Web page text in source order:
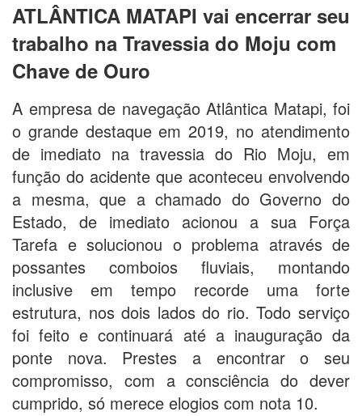
ATLÂNTICA MATAPI vai encerrar seu
trabalho na Travessia do Moju com
Chave de Ouro
A empresa de navegação Atlântica Matapi, foi
o grande destaque em 2019, no atendimento
de imediato na travessia do Rio Moju, em
função do acidente que aconteceu envolvendo
a mesma, que a chamado do Governo do
Estado, de imediato acionou a sua Força
Tarefa e solucionou o problema através de
possantes comboios fluviais, montando
inclusive em tempo recorde uma forte
estrutura, nos dois lados do rio. Todo serviço
foi feito e continuará até a inauguração da
ponte nova. Prestes a encontrar o seu
compromisso, com a consciência do dever
cumprido, só merece elogios com nota 10.